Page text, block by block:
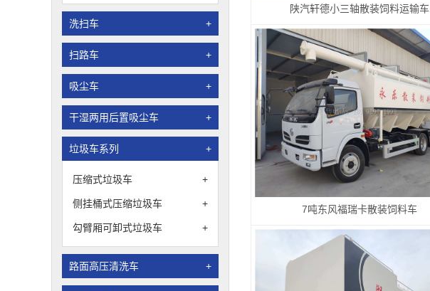
洗扫车 +
扫路车 +
吸尘车 +
干湿两用后置吸尘车 +
垃圾车系列 +
压缩式垃圾车 +
侧挂桶式压缩垃圾车 +
勾臂厢可卸式垃圾车 +
路面高压清洗车 +
陕汽轩德小三轴散装饲料运输车
7吨东风福瑞卡散装饲料车